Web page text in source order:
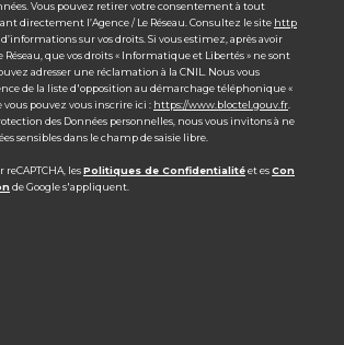
Vous pouvez retirer votre consentement à tout
directement l’Agence / Le Réseau. Consultez le site http
sur vos droits. Si vous estimez, après avoir
que vos droits « Informatique et Libertés » ne sont
adresser une réclamation à la CNIL. Nous vous
de la liste d'opposition au démarchage téléphonique «
vous pouvez vous inscrire ici : https://www.bloctel.gouv.fr
des Données personnelles, nous vous invitons à ne
sensibles dans le champ de saisie libre.
reCAPTCHA, lesPolitiques de Confidentialitéet esCon
de Google s'appliquent.